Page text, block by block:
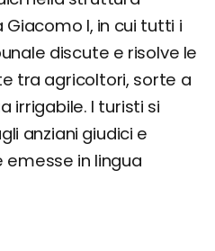
I, in cui tutti i
discute e risolve le
tra agricoltori, sorte a
irrigabile. I turisti si
anziani giudici e
in lingua